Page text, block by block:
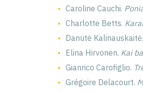
Caroline Cauchi.
Charlotte Betts.
Danutė Kalinauskaitė.
Elina Hirvonen. Kai
Gianrico Carofiglio.
Grégoire Delacourt.